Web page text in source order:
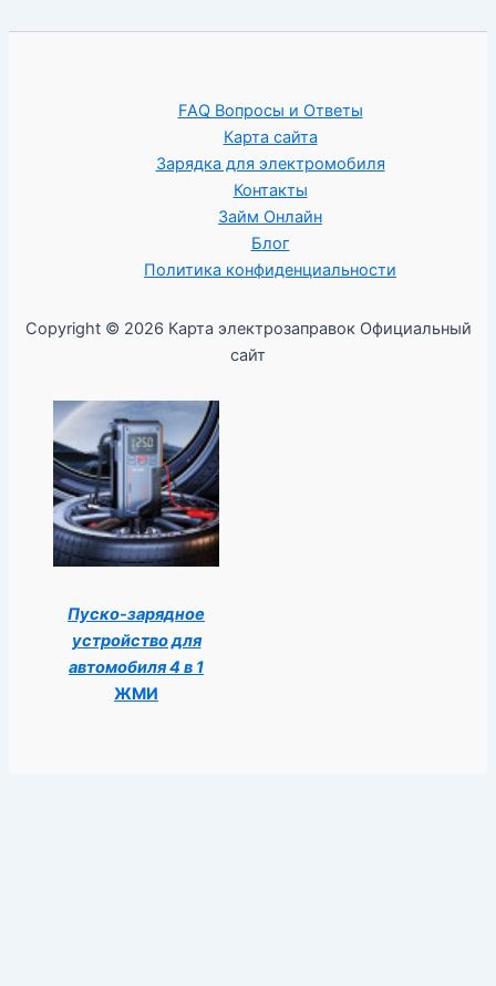
FAQ Вопросы и Ответы
Карта сайта
Зарядка для электромобиля
Контакты
Займ Онлайн
Блог
Политика конфиденциальности
Copyright © 2026 Карта электрозаправок Официальный
сайт
Пуско-зарядное
устройство для
автомобиля 4 в 1
ЖМИ